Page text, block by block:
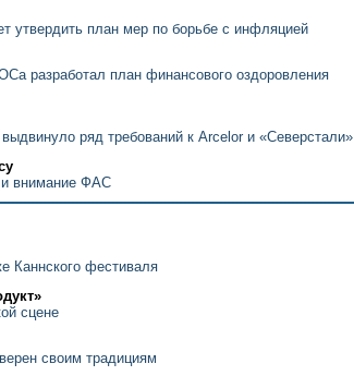
утвердить план мер по борьбе с инфляцией
разработал план финансового оздоровления
ряд требований к Arcelor и «Северстали»
внимание ФАС
Каннского фестиваля
сцене
своим традициям